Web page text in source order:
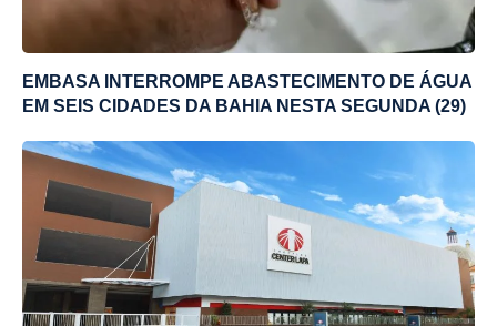
EMBASA INTERROMPE ABASTECIMENTO DE ÁGUA
EM SEIS CIDADES DA BAHIA NESTA SEGUNDA (29)